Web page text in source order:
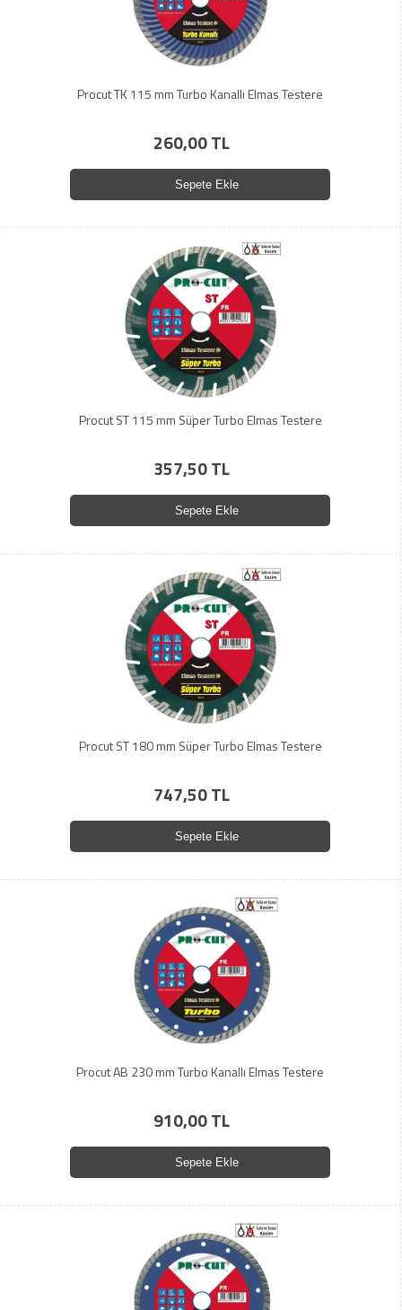
Procut TK 115 mm Turbo Kanallı Elmas Testere
260,00 TL
Sepete Ekle
Procut ST 115 mm Süper Turbo Elmas Testere
357,50 TL
Sepete Ekle
Procut ST 180 mm Süper Turbo Elmas Testere
747,50 TL
Sepete Ekle
Procut AB 230 mm Turbo Kanallı Elmas Testere
910,00 TL
Sepete Ekle